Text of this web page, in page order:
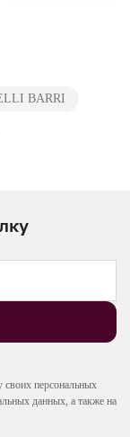
BARRI
своих персональных
данных, а также на